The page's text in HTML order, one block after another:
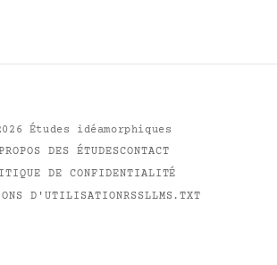
Études idéamorphiques
DES ÉTUDESCONTACT
DE CONFIDENTIALITÉ
D'UTILISATIONRSSLLMS.TXT